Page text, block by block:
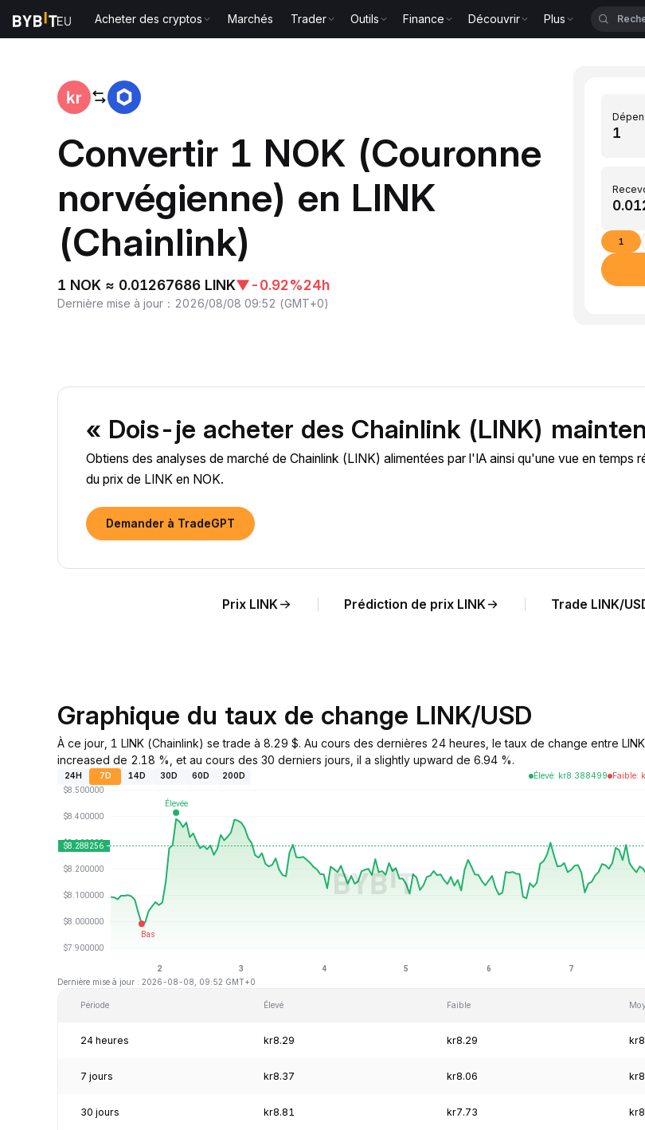
Acheter des cryptos Marchés Trader Outils Finance Découvrir Plus
Convertir 1 NOK (Couronne
norvégienne) en LINK
(Chainlink)
1 NOK ≈ 0.01267686 LINK▼-0.92%24h
Dernière mise à jour ： 2026/08/08 09:52 (GMT+0)
1
« Dois-je acheter des Chainlink (LINK)
Obtiens des analyses de marché de Chainlink (LINK) alimentées par l'IA ainsi qu'une vue en temps
du prix de LINK en NOK.
Demander à TradeGPT
Prix LINK Prédiction de prix LINK Trade LINK/
Graphique du taux de change LINK/USD
À ce jour, 1 LINK (Chainlink) se trade à 8.29 $. Au cours des dernières 24 heures, le taux de change entre
increased de 2.18 %, et au cours des 30 derniers jours, il a slightly upward de 6.94 %.
24H 7D 14D 30D 60D 200D Élevé: kr8.388499 Faible:
Dernière mise à jour : 2026-08-08, 09:52 GMT+0
Période Élevé Faible
24 heures kr8.29 kr8.29
7 jours kr8.37 kr8.06
30 jours kr8.81 kr7.73